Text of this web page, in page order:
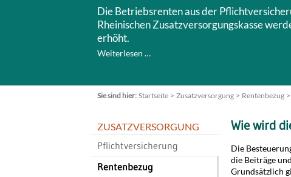
Die Betriebsrenten aus der
Rheinischen Zusatzversorgungskasse
erhöht.
Weiterlesen …
Startseite Zusatzversorgung Rentenbezug
Wie wird
Die
die Beiträge
Grundsätzlich
ZUSATZVERSORGUNG
Pflichtversicherung
Rentenbezug